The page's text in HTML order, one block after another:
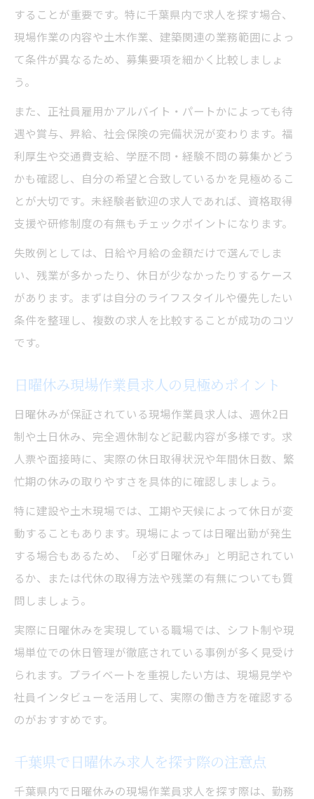
することが重要です。特に千葉県内で求人を探す場合、
現場作業の内容や土木作業、建築関連の業務範囲によっ
て条件が異なるため、募集要項を細かく比較しましょ
う。
また、正社員雇用かアルバイト・パートかによっても待
遇や賞与、昇給、社会保険の完備状況が変わります。福
利厚生や交通費支給、学歴不問・経験不問の募集かどう
かも確認し、自分の希望と合致しているかを見極めるこ
とが大切です。未経験者歓迎の求人であれば、資格取得
支援や研修制度の有無もチェックポイントになります。
失敗例としては、日給や月給の金額だけで選んでしま
い、残業が多かったり、休日が少なかったりするケース
があります。まずは自分のライフスタイルや優先したい
条件を整理し、複数の求人を比較することが成功のコツ
です。
日曜休み現場作業員求人の見極めポイント
日曜休みが保証されている現場作業員求人は、週休2日
制や土日休み、完全週休制など記載内容が多様です。求
人票や面接時に、実際の休日取得状況や年間休日数、繁
忙期の休みの取りやすさを具体的に確認しましょう。
特に建設や土木現場では、工期や天候によって休日が変
動することもあります。現場によっては日曜出勤が発生
する場合もあるため、「必ず日曜休み」と明記されてい
るか、または代休の取得方法や残業の有無についても質
問しましょう。
実際に日曜休みを実現している職場では、シフト制や現
場単位での休日管理が徹底されている事例が多く見受け
られます。プライベートを重視したい方は、現場見学や
社員インタビューを活用して、実際の働き方を確認する
のがおすすめです。
千葉県で日曜休み求人を探す際の注意点
千葉県内で日曜休みの現場作業員求人を探す際は、勤務